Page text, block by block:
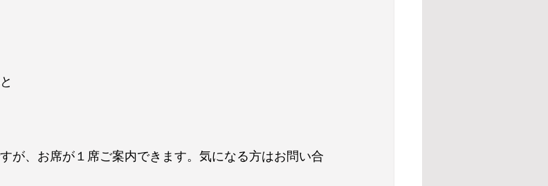
が、お席が１席ご案内できます。気になる方はお問い合